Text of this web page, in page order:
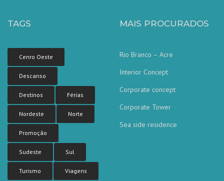
TAGS
Cenro Oeste
Descanso
Destinos Férias
Nordeste Norte
Promoção
Sudeste Sul
Turismo Viagens
MAIS PROCURADOS
Rio Branco – Acre
Interior Concept
Corporate concept
Corporate Tower
Sea side residence
Nossa equipe de atendimento ao